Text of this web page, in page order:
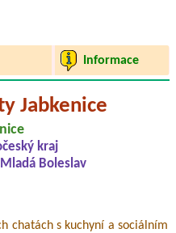
Informace
Jabkenice
kraj
Mladá Boleslav
chatách s kuchyní a sociálním